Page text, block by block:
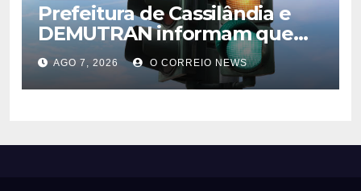
Prefeitura de Cassilândia e
DEMUTRAN informam que
semáforo entre as ruas Amin
José e Antônio Paulino
entrou em funcionamento
AGO 7, 2026 O CORREIO NEWS